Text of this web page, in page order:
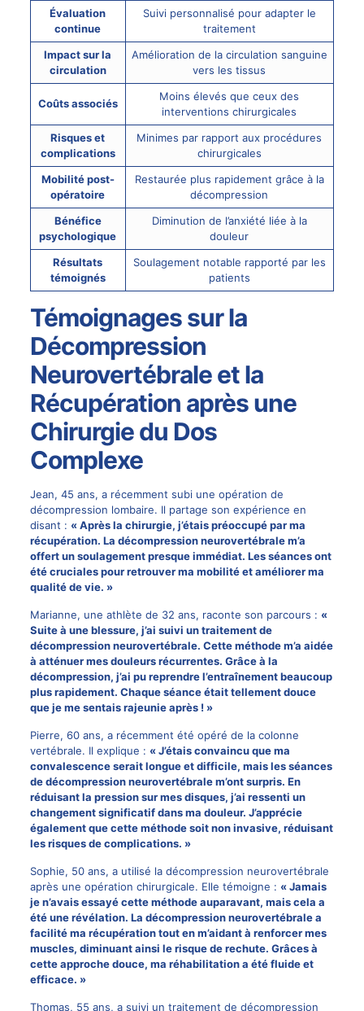
Évaluation
continue
Suivi personnalisé pour adapter le
traitement
Impact sur la
circulation
Amélioration de la circulation sanguine
vers les tissus
Coûts associés
Moins élevés que ceux des
interventions chirurgicales
Risques et
complications
Minimes par rapport aux procédures
chirurgicales
Mobilité post-
opératoire
Restaurée plus rapidement grâce à la
décompression
Bénéfice
psychologique
Diminution de l’anxiété liée à la
douleur
Résultats
témoignés
Soulagement notable rapporté par les
patients
Témoignages sur la
Décompression
Neurovertébrale et la
Récupération après une
Chirurgie du Dos
Complexe
Jean, 45 ans, a récemment subi une opération de
décompression lombaire. Il partage son expérience en
disant : « Après la chirurgie, j’étais préoccupé par ma
récupération. La décompression neurovertébrale m’a
offert un soulagement presque immédiat. Les séances ont
été cruciales pour retrouver ma mobilité et améliorer ma
qualité de vie. »
Marianne, une athlète de 32 ans, raconte son parcours : «
Suite à une blessure, j’ai suivi un traitement de
décompression neurovertébrale. Cette méthode m’a aidée
à atténuer mes douleurs récurrentes. Grâce à la
décompression, j’ai pu reprendre l’entraînement beaucoup
plus rapidement. Chaque séance était tellement douce
que je me sentais rajeunie après ! »
Pierre, 60 ans, a récemment été opéré de la colonne
vertébrale. Il explique : « J’étais convaincu que ma
convalescence serait longue et difficile, mais les séances
de décompression neurovertébrale m’ont surpris. En
réduisant la pression sur mes disques, j’ai ressenti un
changement significatif dans ma douleur. J’apprécie
également que cette méthode soit non invasive, réduisant
les risques de complications. »
Sophie, 50 ans, a utilisé la décompression neurovertébrale
après une opération chirurgicale. Elle témoigne : « Jamais
je n’avais essayé cette méthode auparavant, mais cela a
été une révélation. La décompression neurovertébrale a
facilité ma récupération tout en m’aidant à renforcer mes
muscles, diminuant ainsi le risque de rechute. Grâces à
cette approche douce, ma réhabilitation a été fluide et
efficace. »
Thomas, 55 ans, a suivi un traitement de décompression